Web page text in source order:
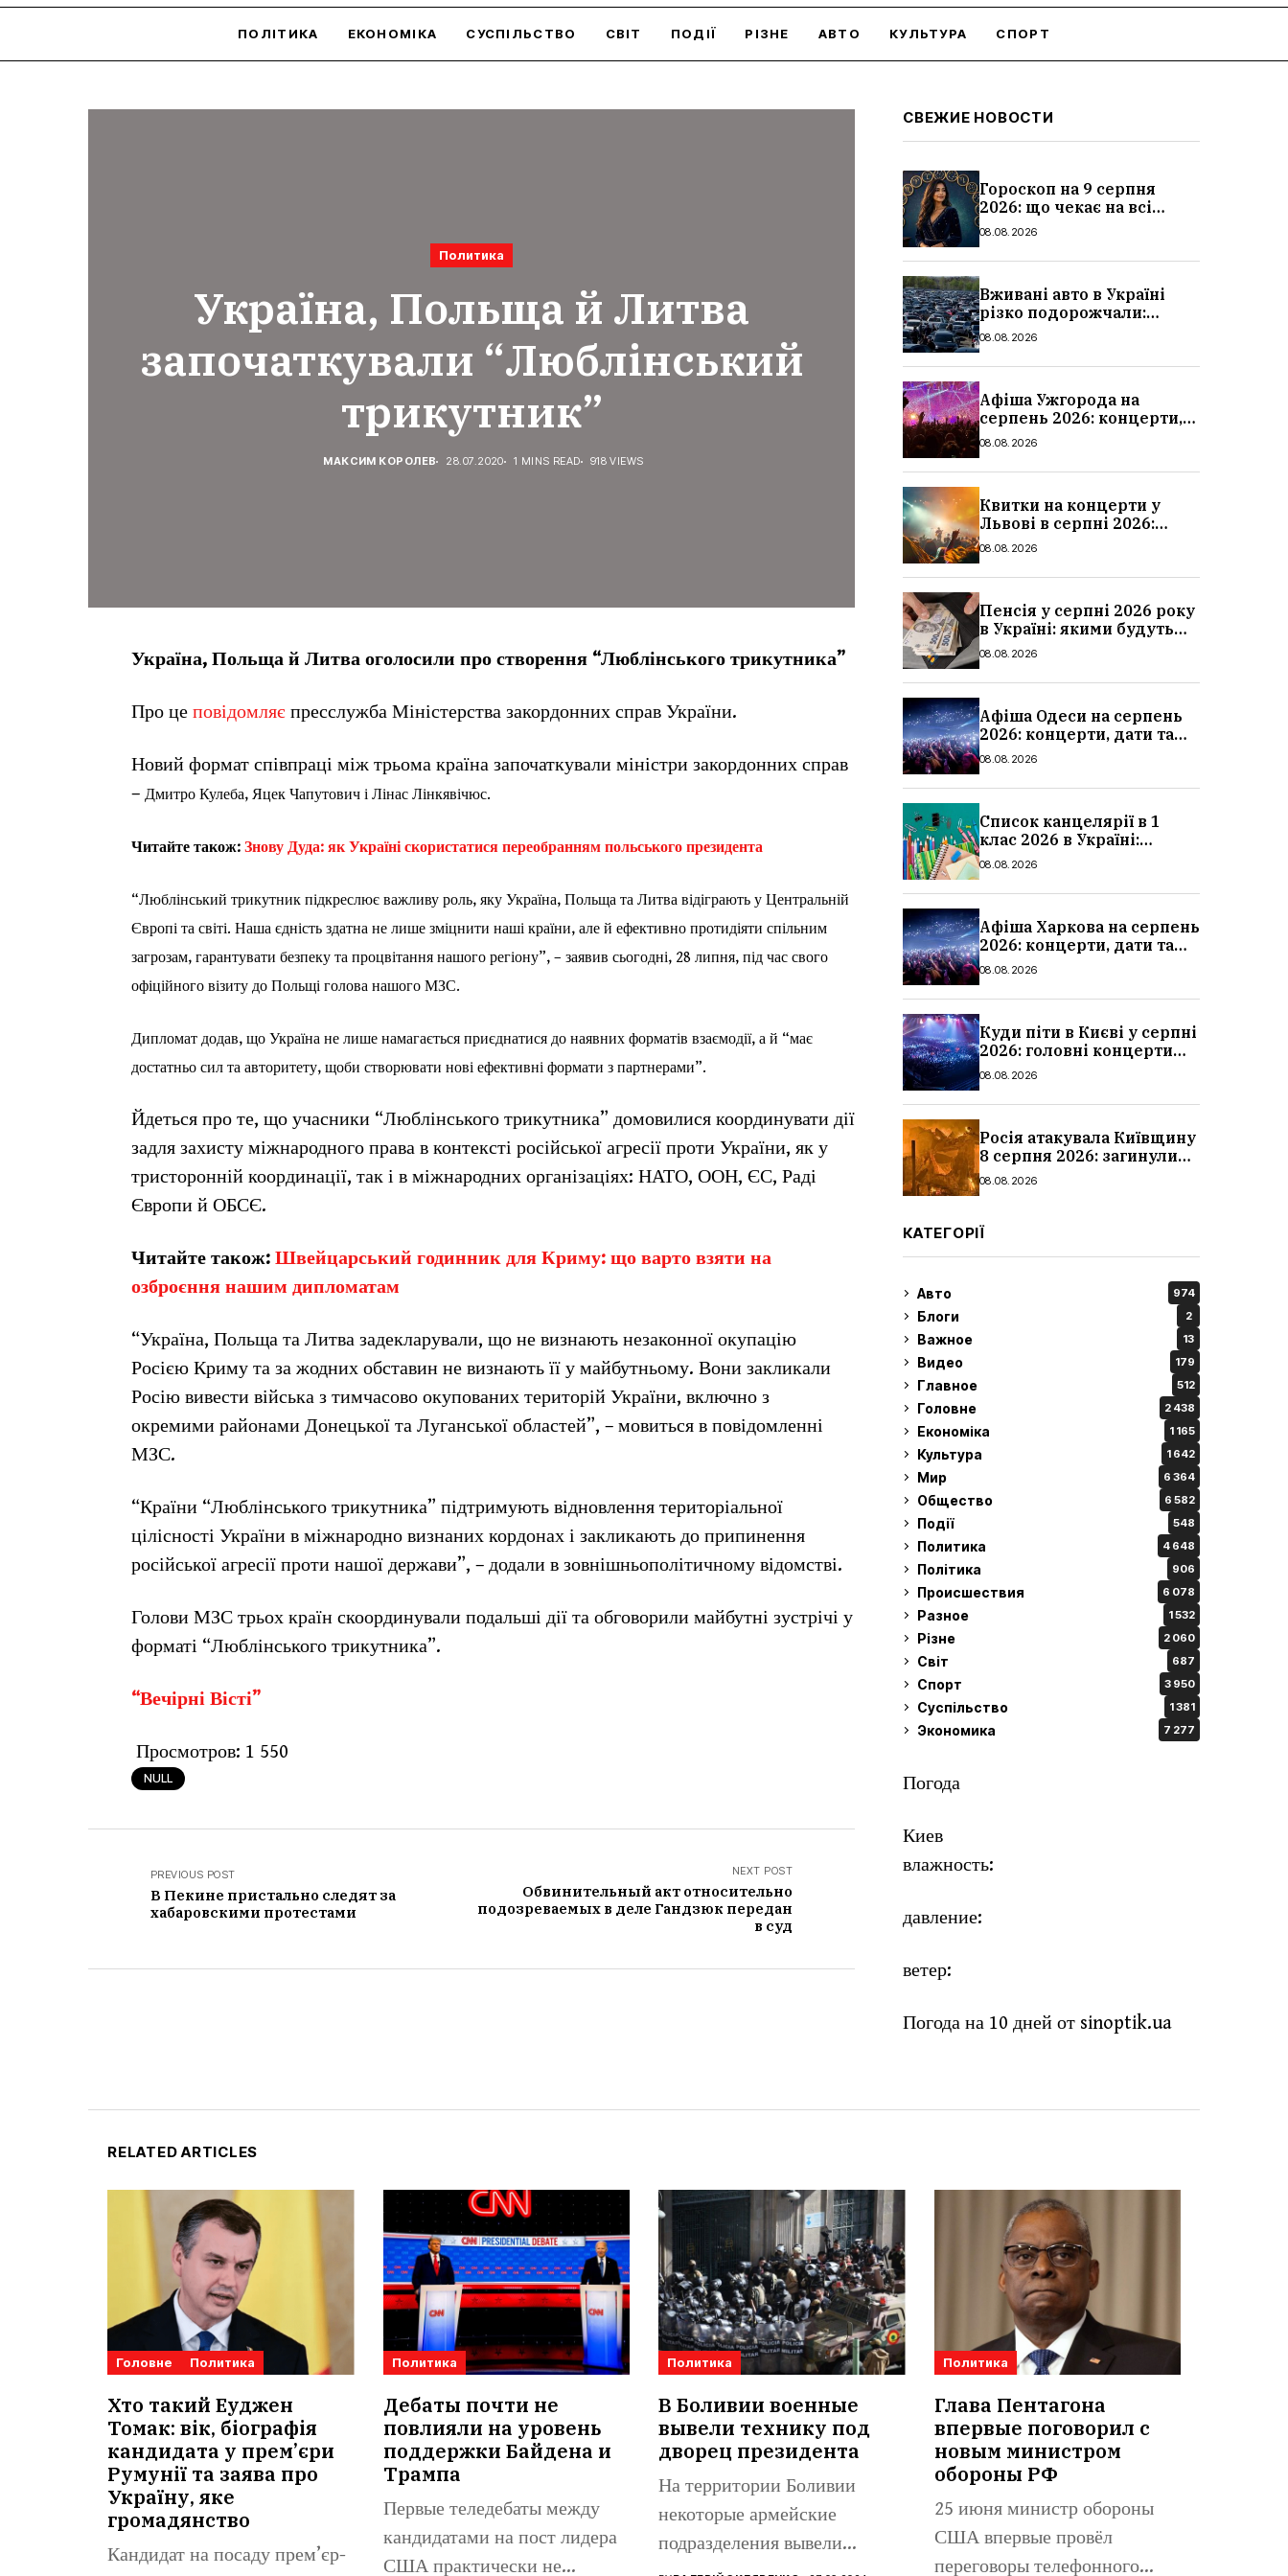
ПОЛІТИКА ЕКОНОМІКА СУСПІЛЬСТВО СВІТ ПОДІЇ РІЗНЕ АВТО КУЛЬТУРА СПОРТ
Политика
Україна, Польща й Литва
започаткували “Люблінський
трикутник”
МАКСИМ КОРОЛЕВ 28.07.2020 1 MINS READ 918 VIEWS
Україна, Польща й Литва оголосили про створення “Люблінського трикутника”
Про це повідомляє пресслужба Міністерства закордонних справ України.
Новий формат співпраці між трьома країна започаткували міністри закордонних справ
– Дмитро Кулеба, Яцек Чапутович і Лінас Лінкявічюс.
Читайте також: Знову Дуда: як Україні скористатися переобранням польського президента
“Люблінський трикутник підкреслює важливу роль, яку Україна, Польща та Литва відіграють у Центральній
Європі та світі. Наша єдність здатна не лише зміцнити наші країни, але й ефективно протидіяти спільним
загрозам, гарантувати безпеку та процвітання нашого регіону”, – заявив сьогодні, 28 липня, під час свого
офіційного візиту до Польщі голова нашого МЗС.
Дипломат додав, що Україна не лише намагається приєднатися до наявних форматів взаємодії, а й “має
достатньо сил та авторитету, щоби створювати нові ефективні формати з партнерами”.
Йдеться про те, що учасники “Люблінського трикутника” домовилися координувати дії
задля захисту міжнародного права в контексті російської агресії проти України, як у
тристоронній координації, так і в міжнародних організаціях: НАТО, ООН, ЄС, Раді
Європи й ОБСЄ.
Читайте також: Швейцарський годинник для Криму: що варто взяти на
озброєння нашим дипломатам
“Україна, Польща та Литва задекларували, що не визнають незаконної окупацію
Росією Криму та за жодних обставин не визнають її у майбутньому. Вони закликали
Росію вивести війська з тимчасово окупованих територій України, включно з
окремими районами Донецької та Луганської областей”, – мовиться в повідомленні
МЗС.
“Країни “Люблінського трикутника” підтримують відновлення територіальної
цілісності України в міжнародно визнаних кордонах і закликають до припинення
російської агресії проти нашої держави”, – додали в зовнішньополітичному відомстві.
Голови МЗС трьох країн скоординували подальші дії та обговорили майбутні зустрічі у
форматі “Люблінського трикутника”.
“Вечірні Вісті”
Просмотров: 1 550
NULL
PREVIOUS POST
В Пекине пристально следят за
хабаровскими протестами
NEXT POST
Обвинительный акт относительно
подозреваемых в деле Гандзюк передан
в суд
СВЕЖИЕ НОВОСТИ
Гороскоп на 9 серпня
2026: що чекає на всі
знаки зодіаку
08.08.2026
Вживані авто в Україні
різко подорожчали:
причини, які машини
08.08.2026
Афіша Ужгорода на
серпень 2026: концерти,
дати та ціни
08.08.2026
Квитки на концерти у
Львові в серпні 2026:
дати, ціни та локації
08.08.2026
Пенсія у серпні 2026 року
в Україні: якими будуть
мінімальні та
суми
08.08.2026
Афіша Одеси на серпень
2026: концерти, дати та
ціни квитків
08.08.2026
Список канцелярії в 1
клас 2026 в Україні:
повний чек-лист для
08.08.2026
Афіша Харкова на серпень
2026: концерти, дати та
ціни квитків
08.08.2026
Куди піти в Києві у серпні
2026: головні концерти
місяця, дати, артисти та
08.08.2026
Росія атакувала Київщину
8 серпня 2026: загинули
троє людей, серед них
08.08.2026
КАТЕГОРІЇ
Авто 974
Блоги 2
Важное 13
Видео 179
Главное 512
Головне 2 438
Економіка 1 165
Культура 1 642
Мир 6 364
Общество 6 582
Події 548
Политика 4 648
Політика 906
Происшествия 6 078
Разное 1 532
Різне 2 060
Світ 687
Спорт 3 950
Суспільство 1 381
Экономика 7 277
Погода
Киев
влажность:
давление:
ветер:
Погода на 10 дней от sinoptik.ua
RELATED ARTICLES
Головне Политика
Хто такий Еуджен
Томак: вік, біографія
кандидата у прем’єри
Румунії та заява про
Україну, яке
громадянство
Кандидат на посаду прем’єр-
Политика
Дебаты почти не
повлияли на уровень
поддержки Байдена и
Трампа
Первые теледебаты между
кандидатами на пост лидера
США практически не
Политика
В Боливии военные
вывели технику под
дворец президента
На территории Боливии
некоторые армейские
подразделения вывели
Политика
Глава Пентагона
впервые поговорил с
новым министром
обороны РФ
25 июня министр обороны
США впервые провёл
переговоры телефонного